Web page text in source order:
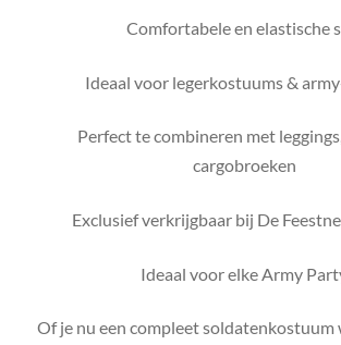
Comfortabele en elastische
Ideaal voor legerkostuums &
Perfect te combineren met
cargobroeken
Exclusief verkrijgbaar bij De
Ideaal voor elke Army
Of je nu een compleet soldatenkostuum